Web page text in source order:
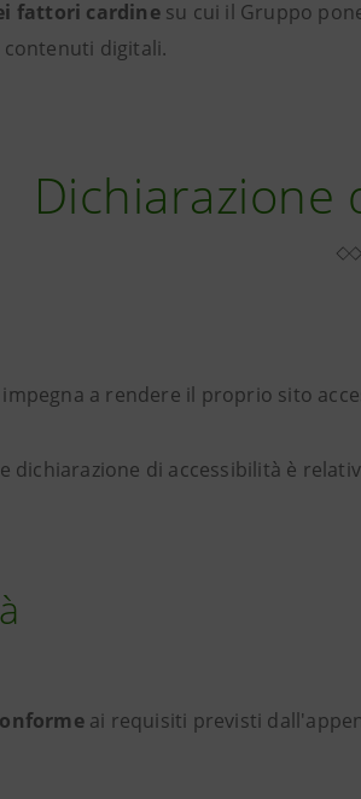
fattori cardine su cui il Gruppo
digitali.
Dichiarazione
a rendere il proprio sito
dichiarazione di accessibilità è
ai requisiti previsti